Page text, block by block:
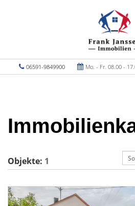
06591-9849900 Mo. - Fr. 08.00 -
Objekte: 1